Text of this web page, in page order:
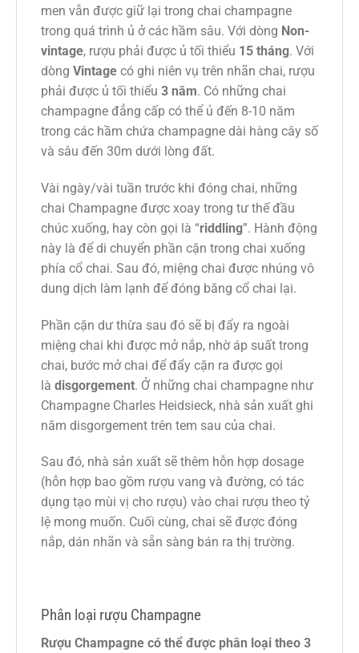
men vẫn được giữ lại trong chai champagne
trong quá trình ủ ở các hầm sâu. Với dòng Non-
vintage, rượu phải được ủ tối thiểu 15 tháng. Với
dòng Vintage có ghi niên vụ trên nhãn chai, rượu
phải được ủ tối thiểu 3 năm. Có những chai
champagne đẳng cấp có thể ủ đến 8-10 năm
trong các hầm chứa champagne dài hàng cây số
và sâu đến 30m dưới lòng đất.
Vài ngày/vài tuần trước khi đóng chai, những
chai Champagne được xoay trong tư thế đầu
chúc xuống, hay còn gọi là “riddling”. Hành động
này là để di chuyển phần cặn trong chai xuống
phía cổ chai. Sau đó, miệng chai được nhúng vô
dung dịch làm lạnh để đóng băng cổ chai lại.
Phần cặn dư thừa sau đó sẽ bị đẩy ra ngoài
miệng chai khi được mở nắp, nhờ áp suất trong
chai, bước mở chai để đẩy cặn ra được gọi
là disgorgement. Ở những chai champagne như
Champagne Charles Heidsieck, nhà sản xuất ghi
năm disgorgement trên tem sau của chai.
Sau đó, nhà sản xuất sẽ thêm hỗn hợp dosage
(hỗn hợp bao gồm rượu vang và đường, có tác
dụng tạo mùi vị cho rượu) vào chai rượu theo tỷ
lệ mong muốn. Cuối cùng, chai sẽ được đóng
nắp, dán nhãn và sẵn sàng bán ra thị trường.
Phân loại rượu Champagne
Rượu Champagne có thể được phân loại theo 3